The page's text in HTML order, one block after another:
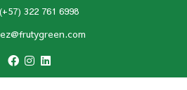
322 761 6998